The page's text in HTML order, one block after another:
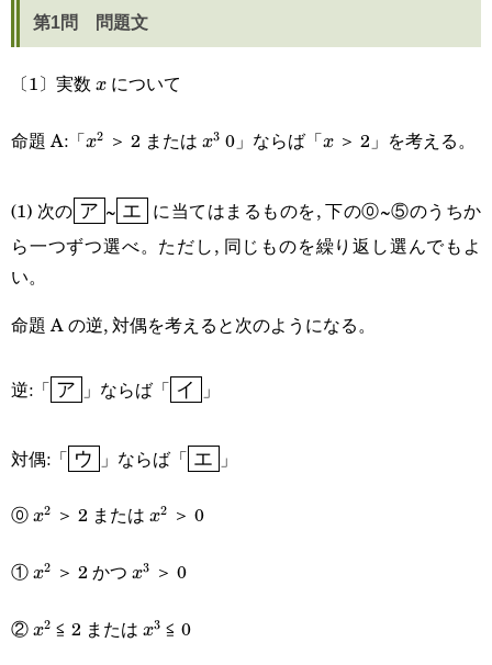
第1問 問題文
〔1〕実数 x
x について
命題 A:「x^2
x2 ＞ 2 または x^3
x3 0」ならば「x
x ＞ 2」を考える。
(1) 次の\boxed{\text{ア}}
ア ~\boxed{\text{エ}}
エ に当てはまるものを, 下の⓪~⑤のうちか
ら一つずつ選べ。ただし, 同じものを繰り返し選んでもよ
い。
命題 A の逆, 対偶を考えると次のようになる。
逆:「\boxed{\text{ア}}
ア 」ならば「\boxed{\text{イ}}
イ 」
対偶:「\boxed{\text{ウ}}
ウ 」ならば「\boxed{\text{エ}}
エ 」
⓪x^2
x2 ＞ 2 または x^2
x2 ＞ 0
①x^2
x2 ＞ 2 かつ x^3
x3 ＞ 0
②x^2
x2 ≦ 2 または x^3
x3 ≦ 0